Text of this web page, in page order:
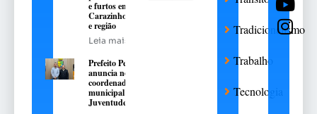
e furtos em
Carazinho
e região
Leia mais
Prefeito Pedro
anuncia novo
coordenador
municipal da
Juventude
Tradicionalismo
Trabalho
Tecnologia